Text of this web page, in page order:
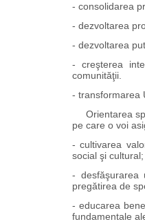
- consolidarea
- dezvoltarea
- dezvoltarea
- creşterea
comunităţii.
- transformarea
Orientarea
pe care o voi
- cultivarea
social şi cultural;
- desfăşurarea
pregătirea de
- educarea
fundamentale